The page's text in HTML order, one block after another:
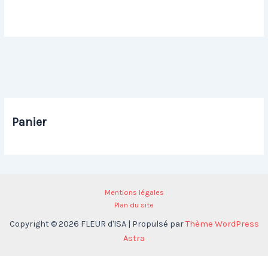
Panier
Mentions légales
Plan du site
Copyright © 2026 FLEUR d'ISA | Propulsé parThème WordPress
Astra